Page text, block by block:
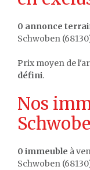
0 annonce
Schwoben
Prix moyen de
défini.
Nos
0 immeuble à
Schwoben